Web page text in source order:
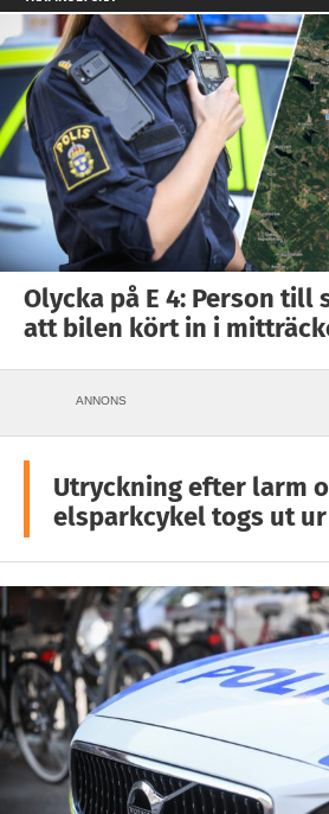
Olycka på E 4: Person till
att bilen kört in i
ANNONS
Utryckning efter larm
elsparkcykel togs ut